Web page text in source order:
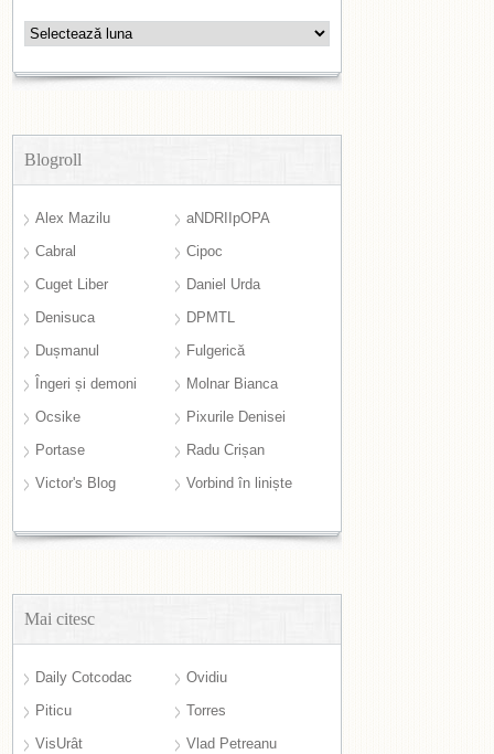
Arhive
Blogroll
Alex Mazilu
aNDRIIpOPA
Cabral
Cipoc
Cuget Liber
Daniel Urda
Denisuca
DPMTL
Dușmanul
Fulgerică
Îngeri și demoni
Molnar Bianca
Ocsike
Pixurile Denisei
Portase
Radu Crișan
Victor's Blog
Vorbind în liniște
Mai citesc
Daily Cotcodac
Ovidiu
Piticu
Torres
VisUrât
Vlad Petreanu